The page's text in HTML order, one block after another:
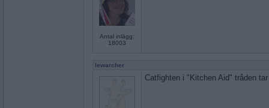
Antal inlägg:
18003
lewarcher
Catfighten i "Kitchen Aid" tråden